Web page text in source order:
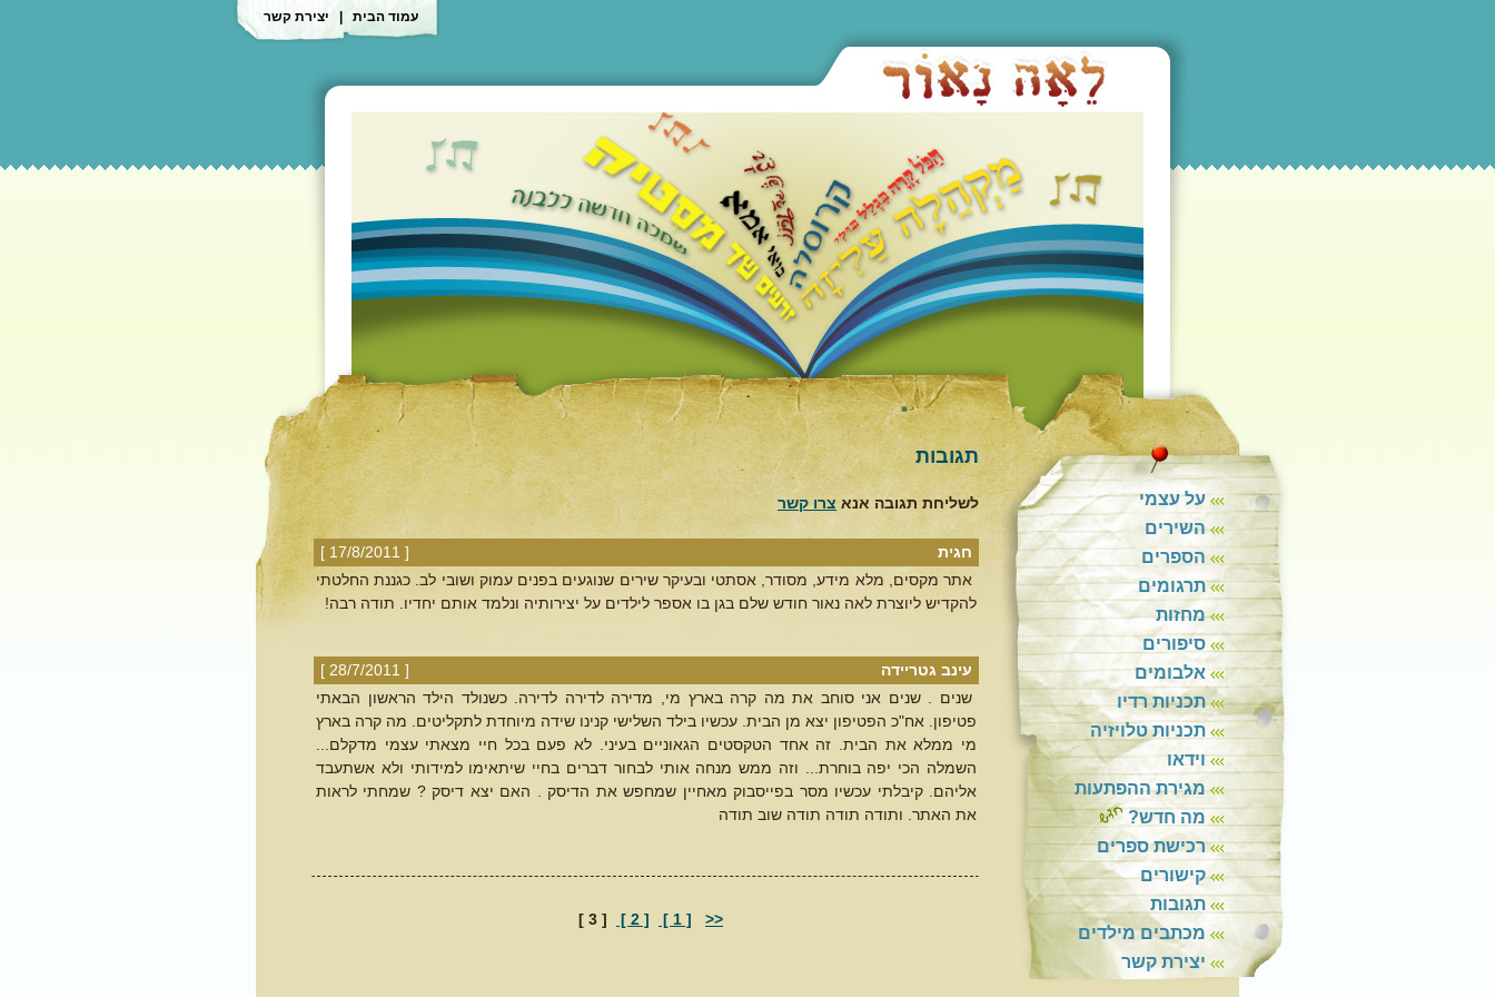
עמוד הבית יצירת קשר
על עצמי
השירים
הספרים
תרגומים
מחזות
סיפורים
אלבומים
תכניות רדיו
תכניות טלויזיה
וידאו
מגירת ההפתעות
מה חדש?
רכישת ספרים
קישורים
תגובות
מכתבים מילדים
יצירת קשר
תגובות
לשליחת תגובה אנא צרו קשר
חגית
[ 17/8/2011 ]
אתר מקסים, מלא מידע, מסודר, אסתטי ובעיקר שירים שנוגעים בפנים עמוק ושובי לב. כגננת החלטתי
להקדיש ליוצרת לאה נאור חודש שלם בגן בו אספר לילדים על יצירותיה ונלמד אותם יחדיו. תודה רבה!
עינב גטריידה
[ 28/7/2011 ]
שנים . שנים אני סוחב את מה קרה בארץ מי, מדירה לדירה לדירה. כשנולד הילד הראשון הבאתי
פטיפון. אח"כ הפטיפון יצא מן הבית. עכשיו בילד השלישי קנינו שידה מיוחדת לתקליטים. מה קרה בארץ
מי ממלא את הבית. זה אחד הטקסטים הגאוניים בעיני. לא פעם בכל חיי מצאתי עצמי מדקלם...
השמלה הכי יפה בוחרת... וזה ממש מנחה אותי לבחור דברים בחיי שיתאימו למידותי ולא אשתעבד
אליהם. קיבלתי עכשיו מסר בפייסבוק מאחיין שמחפש את הדיסק . האם יצא דיסק ? שמחתי לראות
את האתר. ותודה תודה תודה שוב תודה
<<
[ 1 ]
[ 2 ]
[ 3 ]